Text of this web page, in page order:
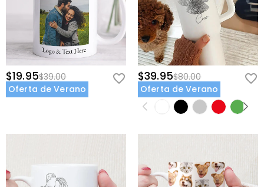
$19.95$39.00
Oferta de Verano
$39.95$80.00
Oferta de Verano